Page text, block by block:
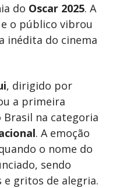
do Oscar 2025. A
o público vibrou
inédita do cinema
, dirigido por
a primeira
na categoria
. A emoção
o nome do
sendo
e gritos de alegria.